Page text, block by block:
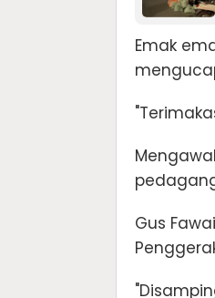
Emak
Gus